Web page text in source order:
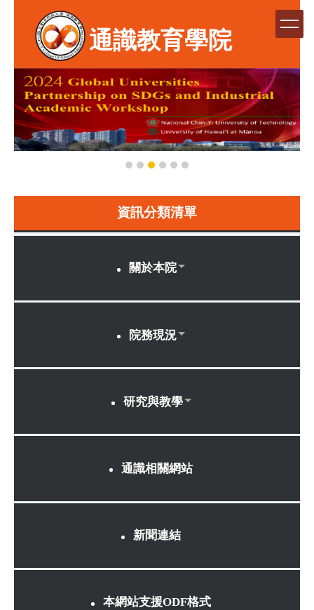
內
通識教育學院
資訊分類清單
關於本院
院務現況
研究與教學
通識相關網站
新聞連結
本網站支援ODF格式